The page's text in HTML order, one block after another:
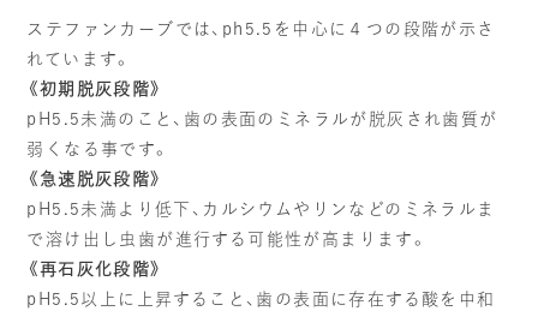
ステファンカーブでは、ph5.5を中心に４つの段階が示さ
れています。
《初期脱灰段階》
pH5.5未満のこと、歯の表面のミネラルが脱灰され歯質が
弱くなる事です。
《急速脱灰段階》
pH5.5未満より低下、カルシウムやリンなどのミネラルま
で溶け出し虫歯が進行する可能性が高まります。
《再石灰化段階》
pH5.5以上に上昇すること、歯の表面に存在する酸を中和